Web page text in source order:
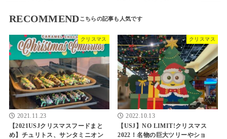
RECOMMEND
クリスマス
2021.11.23
【2021USJクリスマスフードまと
め】チュリトス、サンタミニオン
クリスマス
2022.10.13
【USJ】NO LIMIT!クリスマス
2022！名物の巨大ツリーやショ